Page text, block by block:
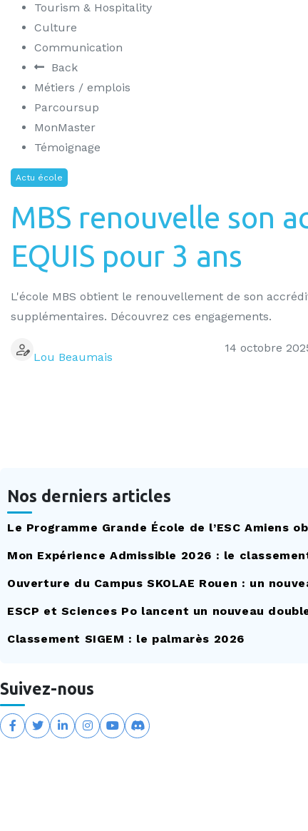
Tourism & Hospitality
Culture
Communication
Back
Métiers / emplois
Parcoursup
MonMaster
Témoignage
Actu école
MBS renouvelle son
EQUIS pour 3 ans
L'école MBS obtient le renouvellement de son
supplémentaires. Découvrez ces engagements.
Lou Beaumais
14 octobre
Nos derniers articles
Le Programme Grande École de l’ESC Amiens
Mon Expérience Admissible 2026 : le
Ouverture du Campus SKOLAE Rouen : un
ESCP et Sciences Po lancent un nouveau
Classement SIGEM : le palmarès 2026
Suivez-nous